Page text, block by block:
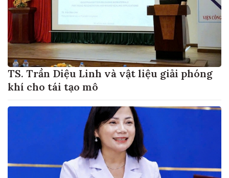
TS. Trần Diệu Linh và vật liệu giải phóng
khí cho tái tạo mô